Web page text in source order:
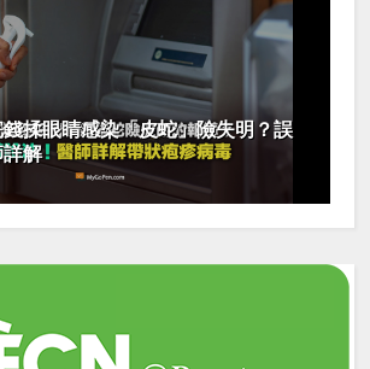
錢揉眼睛感染「皮蛇」險失明？誤
解